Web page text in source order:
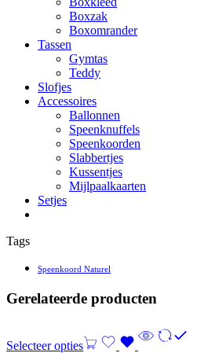
Boxzak
Boxomrander
Tassen
Gymtas
Teddy
Slofjes
Accessoires
Ballonnen
Speenknuffels
Speenkoorden
Slabbertjes
Kussentjes
Mijlpaalkaarten
Setjes
Tags
Speenkoord Naturel
Gerelateerde producten
Selecteer opties